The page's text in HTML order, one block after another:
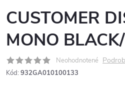
CUSTOMER
MONO BLACK/
Neohodnotené
Kód: 932GA010100133